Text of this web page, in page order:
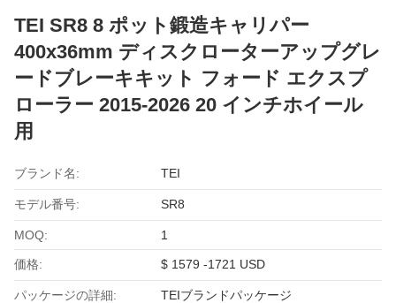
TEI SR8 8 ポット鍛造キャリパー
400x36mm ディスクローターアップグレ
ードブレーキキット フォード エクスプ
ローラー 2015-2026 20 インチホイール
用
ブランド名: TEI
モデル番号: SR8
MOQ: 1
価格: $ 1579 -1721 USD
パッケージの詳細: TEIブランドパッケージ